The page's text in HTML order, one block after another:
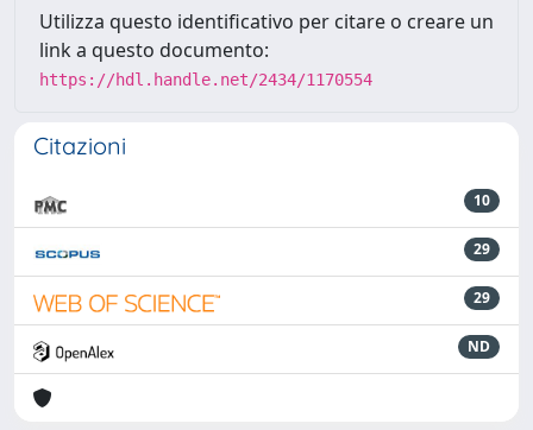
Utilizza questo identificativo per citare o creare un
link a questo documento:
https://hdl.handle.net/2434/1170554
Citazioni
10
29
29
ND